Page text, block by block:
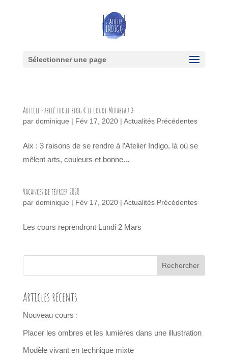
Sélectionner une page
Article publié sur le blog « il court Mirabeau »
par dominique | Fév 17, 2020| Actualités Précédentes
Aix : 3 raisons de se rendre à l’Atelier Indigo, là où se
mêlent arts, couleurs et bonne...
Vacances de février 2020
par dominique | Fév 17, 2020| Actualités Précédentes
Les cours reprendront Lundi 2 Mars
Articles récents
Nouveau cours :
Placer les ombres et les lumières dans une illustration
Modèle vivant en technique mixte